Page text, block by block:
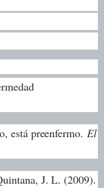
está preenfermo. El
J. L. (2009).